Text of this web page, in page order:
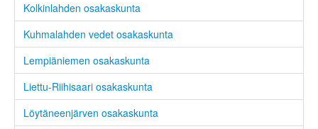
Kolkinlahden osakaskunta
Kuhmalahden vedet osakaskunta
Lempiäniemen osakaskunta
Liettu-Riihisaari osakaskunta
Löytäneenjärven osakaskunta